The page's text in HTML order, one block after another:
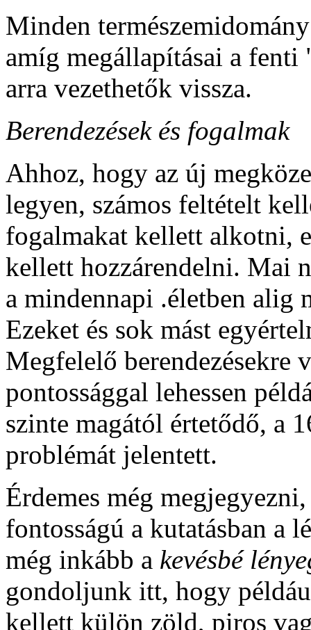
Minden
amíg megállapításai a fenti
arra vezethetők vissza.
Berendezések és fogalmak
Ahhoz, hogy az új
legyen, számos feltételt
fogalmakat kellett alkotni,
kellett hozzárendelni. Mai
a mindennapi .életben alig
Ezeket és sok mást
Megfelelő berendezésekre
pontossággal lehessen
szinte magától értetődő, a
problémát jelentett.
Érdemes még
fontosságú a kutatásban a
még inkább a kevésbé
gondoljunk itt, hogy
kellett külön zöld, piros